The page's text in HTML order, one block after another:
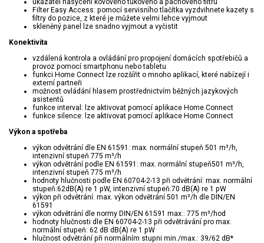
Filter Easy Access: pomocí servisního tlačítka vyzdvihnete kazety s
filtry do pozice, z které je můžete velmi lehce vyjmout
skleněný panel lze snadno vyjmout a vyčistit
Konektivita
vzdálená kontrola a ovládání pro propojení domácích spotřebičů a
provoz pomocí smartphonu nebo tabletu
funkci Home Connect lze rozšířit o mnoho aplikací, které nabízejí i
externí partneři
možnost ovládání hlasem prostřednictvím běžných jazykových
asistentů
funkce interval: lze aktivovat pomocí aplikace Home Connect
funkce silence: lze aktivovat pomocí aplikace Home Connect
Výkon a spotřeba
výkon odvětrání dle EN 61591: max. normální stupeň 501 m³/h,
intenzivní stupeň 775 m³/h
výkon odvětrání podle EN 61591: max. normální stupeň501 m³/h,
intenzivní stupeň 775 m³/h
hodnoty hlučnosti podle EN 60704-2-13 při odvětrání: max. normální
stupeň:62dB(A) re 1 pW, intenzivní stupeň:70 dB(A) re 1 pW
výkon při odvětrání: max. výkon odvětrání 501 m³/h dle DIN/EN
61591
výkon odvětrání dle normy DIN/EN 61591 max.: 775 m³/hod
hodnoty hlučnosti dle EN 60704-2-13 při odvětrávání pro max.
normální stupeň: 62 dB dB(A) re 1 pW
hlučnost odvětrání při normálním stupni min./max.: 39/62 dB*